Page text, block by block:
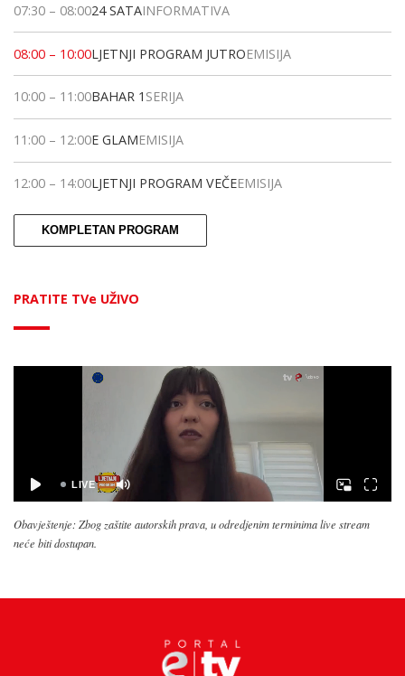
07:30 – 08:0024 SATAINFORMATIVA
08:00 – 10:00LJETNJI PROGRAM JUTROEMISIJA
10:00 – 11:00BAHAR 1 SERIJA
11:00 – 12:00E GLAMEMISIJA
12:00 – 14:00LJETNJI PROGRAM VEČEEMISIJA
KOMPLETAN PROGRAM
PRATITE TVe UŽIVO
Obavještenje: Zbog zaštite autorskih prava, u odredjenim terminima live stream
neće biti dostupan.